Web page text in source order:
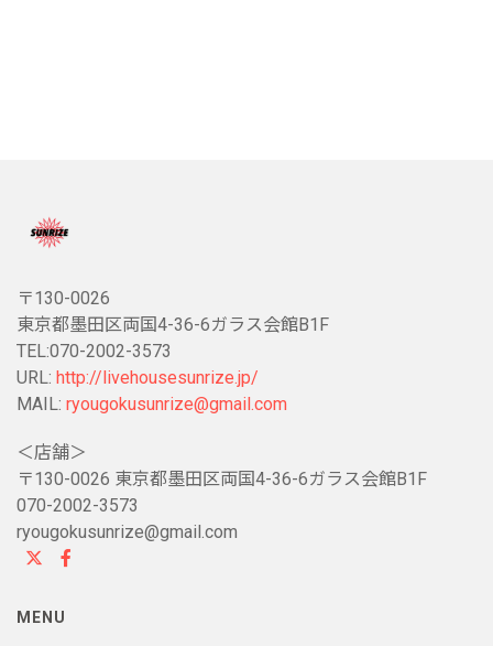
〒130-0026
東京都墨田区両国4-36-6ガラス会館B1F
TEL:070-2002-3573
URL: http://livehousesunrize.jp/
MAIL: ryougokusunrize@gmail.com
＜店舗＞
〒130-0026 東京都墨田区両国4-36-6ガラス会館B1F
070-2002-3573
ryougokusunrize@gmail.com
MENU